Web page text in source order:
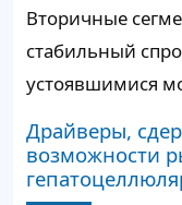
Вторичные
стабильный
устоявшимися
Драйверы,
возможности